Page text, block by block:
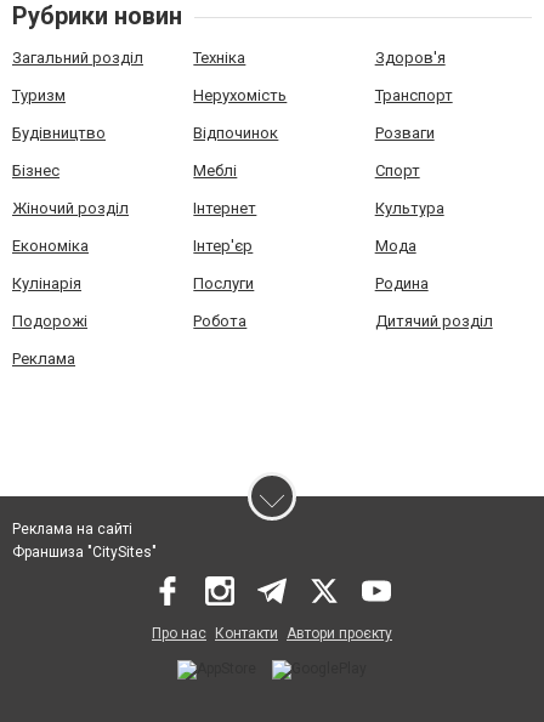
Рубрики новин
Загальний розділ Техніка Здоров'я
Туризм Нерухомість Транспорт
Будівництво Відпочинок Розваги
Бізнес Меблі Спорт
Жіночий розділ Інтернет Культура
Економіка Інтер'єр Мода
Кулінарія Послуги Родина
Подорожі Робота Дитячий розділ
Реклама
Реклама на сайті
Франшиза "CitySites"
Про нас Контакти Автори проєкту